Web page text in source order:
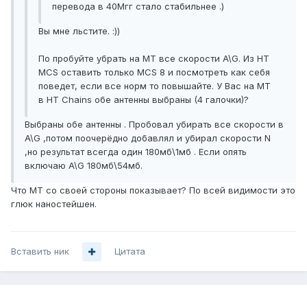
перевода в 40Мгг стало стабильнее .)
Вы мне льстите. :))
По пробуйте убрать на МТ все скорости A\G. Из HT
MCS оставить только MCS 8 и посмотреть как себя
поведет, если все норм то повышайте. У Вас на MT
в HT Chains обе антенны выбраны (4 галочки)?
Выбраны обе антенны . Пробовал убирать все скорости в
A\G ,потом поочерёдно добавлял и убирал скорости N
,но результат всегда один 180мб\1мб . Если опять
включаю A\G 180мб\54мб.
Что МТ со своей стороны показывает? По всей видимости это
глюк наностейшен.
Вставить ник Цитата